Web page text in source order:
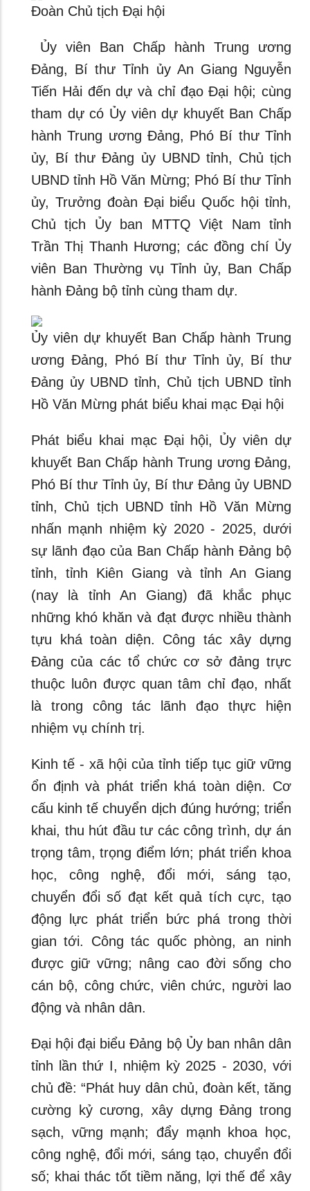
Đoàn Chủ tịch Đại hội
Ủy viên Ban Chấp hành Trung ương
Đảng, Bí thư Tỉnh ủy An Giang Nguyễn
Tiến Hải đến dự và chỉ đạo Đại hội; cùng
tham dự có Ủy viên dự khuyết Ban Chấp
hành Trung ương Đảng, Phó Bí thư Tỉnh
ủy, Bí thư Đảng ủy UBND tỉnh, Chủ tịch
UBND tỉnh Hồ Văn Mừng; Phó Bí thư Tỉnh
ủy, Trưởng đoàn Đại biểu Quốc hội tỉnh,
Chủ tịch Ủy ban MTTQ Việt Nam tỉnh
Trần Thị Thanh Hương; các đồng chí Ủy
viên Ban Thường vụ Tỉnh ủy, Ban Chấp
hành Đảng bộ tỉnh cùng tham dự.
Ủy viên dự khuyết Ban Chấp hành Trung
ương Đảng, Phó Bí thư Tỉnh ủy, Bí thư
Đảng ủy UBND tỉnh, Chủ tịch UBND tỉnh
Hồ Văn Mừng phát biểu khai mạc Đại hội
Phát biểu khai mạc Đại hội, Ủy viên dự
khuyết Ban Chấp hành Trung ương Đảng,
Phó Bí thư Tỉnh ủy, Bí thư Đảng ủy UBND
tỉnh, Chủ tịch UBND tỉnh Hồ Văn Mừng
nhấn mạnh nhiệm kỳ 2020 - 2025, dưới
sự lãnh đạo của Ban Chấp hành Đảng bộ
tỉnh, tỉnh Kiên Giang và tỉnh An Giang
(nay là tỉnh An Giang) đã khắc phục
những khó khăn và đạt được nhiều thành
tựu khá toàn diện. Công tác xây dựng
Đảng của các tổ chức cơ sở đảng trực
thuộc luôn được quan tâm chỉ đạo, nhất
là trong công tác lãnh đạo thực hiện
nhiệm vụ chính trị.
Kinh tế - xã hội của tỉnh tiếp tục giữ vững
ổn định và phát triển khá toàn diện. Cơ
cấu kinh tế chuyển dịch đúng hướng; triển
khai, thu hút đầu tư các công trình, dự án
trọng tâm, trọng điểm lớn; phát triển khoa
học, công nghệ, đổi mới, sáng tạo,
chuyển đổi số đạt kết quả tích cực, tạo
động lực phát triển bức phá trong thời
gian tới. Công tác quốc phòng, an ninh
được giữ vững; nâng cao đời sống cho
cán bộ, công chức, viên chức, người lao
động và nhân dân.
Đại hội đại biểu Đảng bộ Ủy ban nhân dân
tỉnh lần thứ I, nhiệm kỳ 2025 - 2030, với
chủ đề: “Phát huy dân chủ, đoàn kết, tăng
cường kỷ cương, xây dựng Đảng trong
sạch, vững mạnh; đẩy mạnh khoa học,
công nghệ, đổi mới, sáng tạo, chuyển đổi
số; khai thác tốt tiềm năng, lợi thế để xây